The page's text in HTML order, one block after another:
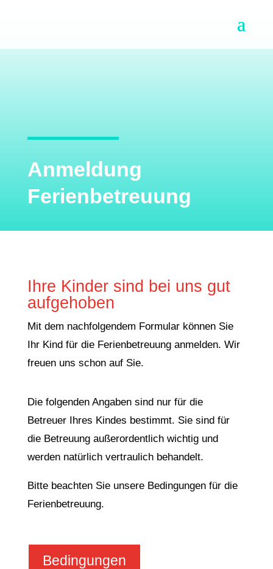
Anmeldung
Ferienbetreuung
Ihre Kinder sind bei uns gut
aufgehoben
Mit dem nachfolgendem Formular können Sie
Ihr Kind für die Ferienbetreuung anmelden. Wir
freuen uns schon auf Sie.
Die folgenden Angaben sind nur für die
Betreuer Ihres Kindes bestimmt. Sie sind für
die Betreuung außerordentlich wichtig und
werden natürlich vertraulich behandelt.
Bitte beachten Sie unsere Bedingungen für die
Ferienbetreuung.
Bedingungen